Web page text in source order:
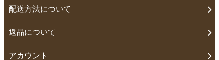
配送方法について
返品について
アカウント